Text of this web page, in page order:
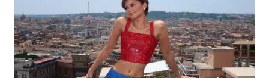
CAMPANHA
DA
LEVI’S
AO
LADO
DE